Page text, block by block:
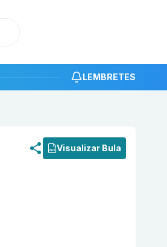
LEMBRETES
Visualizar Bula